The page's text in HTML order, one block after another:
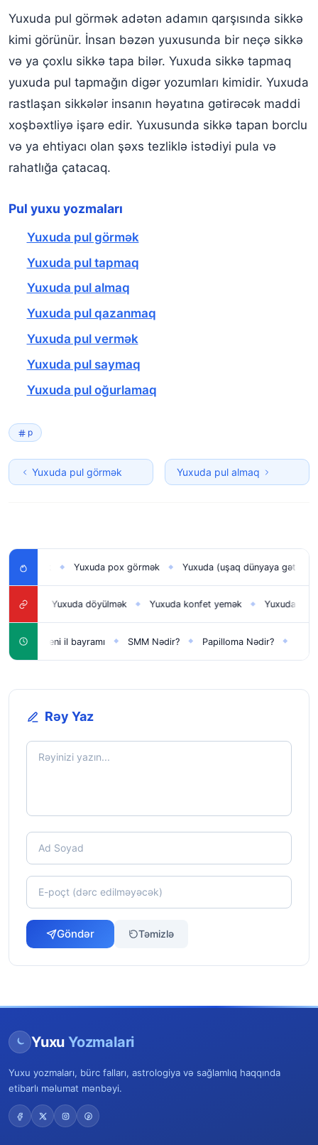
Yuxuda pul görmək adətən adamın qarşısında sikkə
kimi görünür. İnsan bəzən yuxusunda bir neçə sikkə
və ya çoxlu sikkə tapa bilər. Yuxuda sikkə tapmaq
yuxuda pul tapmağın digər yozumları kimidir. Yuxuda
rastlaşan sikkələr insanın həyatına gətirəcək maddi
xoşbəxtliyə işarə edir. Yuxusunda sikkə tapan borclu
və ya ehtiyacı olan şəxs tezliklə istədiyi pula və
rahatlığa çatacaq.
Pul yuxu yozmaları
Yuxuda pul görmək
Yuxuda pul tapmaq
Yuxuda pul almaq
Yuxuda pul qazanmaq
Yuxuda pul vermək
Yuxuda pul saymaq
Yuxuda pul oğurlamaq
p
Yuxuda pul görmək Yuxuda pul almaq
Yuxuda pox görmək ◆ Yuxuda (uşaq dünyaya gətirmək)
Yuxuda döyülmək ◆ Yuxuda konfet yemək ◆ Yuxuda alma
Yeni il bayramı ◆ SMM Nədir? ◆ Papilloma Nədir? ◆ Karbonat
Rəy Yaz
Göndər Təmizlə
Yuxu Yozmalari
Yuxu yozmaları, bürc falları, astrologiya və sağlamlıq haqqında
etibarlı məlumat mənbəyi.